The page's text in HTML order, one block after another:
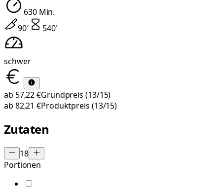
630Min.
90′ 540′
schwer
ab 57,22 €Grundpreis (13/15)
ab 82,21 €Produktpreis (13/15)
Zutaten
18
Portionen